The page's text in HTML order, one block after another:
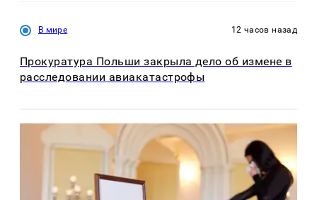
В мире 12 часов назад
Прокуратура Польши закрыла дело об измене в
расследовании авиакатастрофы